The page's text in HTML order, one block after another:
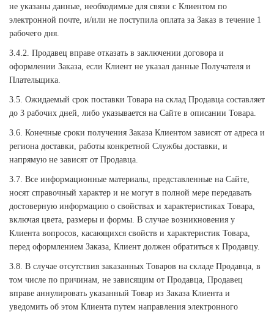
не указаны данные, необходимые для связи с Клиентом по
электронной почте, и/или не поступила оплата за Заказ в течение 1
рабочего дня.
3.4.2. Продавец вправе отказать в заключении договора и
оформлении Заказа, если Клиент не указал данные Получателя и
Плательщика.
3.5. Ожидаемый срок поставки Товара на склад Продавца составляет
до 3 рабочих дней, либо указывается на Сайте в описании Товара.
3.6. Конечные сроки получения Заказа Клиентом зависят от адреса и
региона доставки, работы конкретной Службы доставки, и
напрямую не зависят от Продавца.
3.7. Все информационные материалы, представленные на Сайте,
носят справочный характер и не могут в полной мере передавать
достоверную информацию о свойствах и характеристиках Товара,
включая цвета, размеры и формы. В случае возникновения у
Клиента вопросов, касающихся свойств и характеристик Товара,
перед оформлением Заказа, Клиент должен обратиться к Продавцу.
3.8. В случае отсутствия заказанных Товаров на складе Продавца, в
том числе по причинам, не зависящим от Продавца, Продавец
вправе аннулировать указанный Товар из Заказа Клиента и
уведомить об этом Клиента путем направления электронного